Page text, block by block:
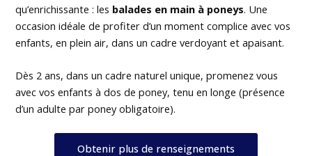
qu’enrichissante : les balades en main à poneys. Une
occasion idéale de profiter d’un moment complice avec vos
enfants, en plein air, dans un cadre verdoyant et apaisant.
Dès 2 ans, dans un cadre naturel unique, promenez vous
avec vos enfants à dos de poney, tenu en longe (présence
d’un adulte par poney obligatoire).
Obtenir plus de renseignements